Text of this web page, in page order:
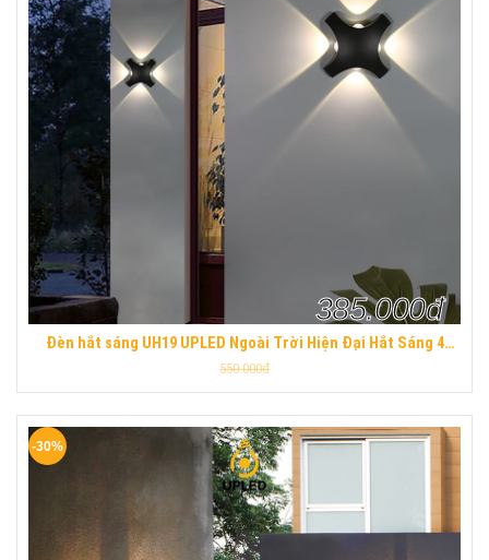
Đèn hắt sáng UH19 UPLED Ngoài Trời Hiện Đại Hắt Sáng 4
Hướng Hợp Kim Nhôm Chống Nước UPLED
385.000đ
550.000đ
-30%